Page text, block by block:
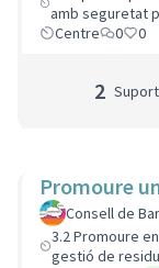
amb seguretat
Centre
0 0
2
Promoure
Consell de
3.2 Promoure
gestió de